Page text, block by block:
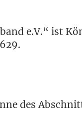
e.V.“ ist
des